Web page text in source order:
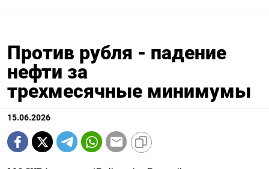
Против рубля - падение
нефти за
трехмесячные минимумы
15.06.2026